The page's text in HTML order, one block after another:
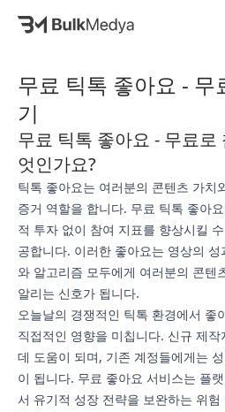
무료 틱톡 좋아요 - 무
기
무료 틱톡 좋아요 - 무료로
엇인가요?
틱톡 좋아요는 여러분의 콘텐츠 가치
증거 역할을 합니다. 무료 틱톡 좋아
적 투자 없이 참여 지표를 향상시킬
공합니다. 이러한 좋아요는 영상의
와 알고리즘 모두에게 여러분의 콘텐
알리는 신호가 됩니다.
오늘날의 경쟁적인 틱톡 환경에서 좋
직접적인 영향을 미칩니다. 신규 제
데 도움이 되며, 기존 계정들에게는
이 됩니다. 무료 좋아요 서비스는 플
서 유기적 성장 전략을 보완하는 위